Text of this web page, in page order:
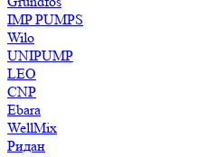
IMP PUMPS
Wilo
UNIPUMP
LEO
CNP
Ebara
WellMix
Ридан